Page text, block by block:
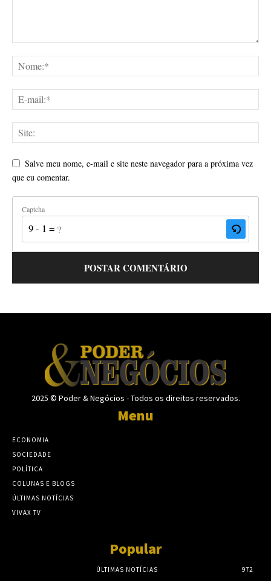
Salve meu nome, e-mail e site neste navegador para a próxima vez
que eu comentar.
Captcha
9 - 1 = ?
2025 © Poder & Negócios - Todos os direitos reservados.
Menu
ECONOMIA
SOCIEDADE
POLÍTICA
COLUNAS E BLOGS
ÚLTIMAS NOTÍCIAS
VIVAX TV
Popular
ÚLTIMAS NOTÍCIAS
972